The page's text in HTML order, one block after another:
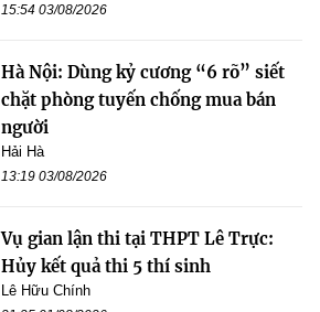
15:54 03/08/2026
Hà Nội: Dùng kỷ cương “6 rõ” siết
chặt phòng tuyến chống mua bán
người
Hải Hà
13:19 03/08/2026
Vụ gian lận thi tại THPT Lê Trực:
Hủy kết quả thi 5 thí sinh
Lê Hữu Chính